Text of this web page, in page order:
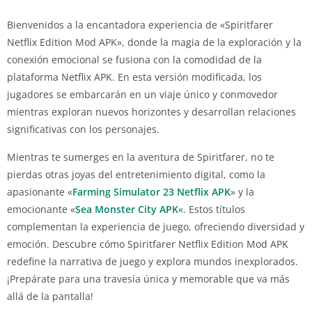
Bienvenidos a la encantadora experiencia de «Spiritfarer
Netflix Edition Mod APK», donde la magia de la exploración y la
conexión emocional se fusiona con la comodidad de la
plataforma Netflix APK. En esta versión modificada, los
jugadores se embarcarán en un viaje único y conmovedor
mientras exploran nuevos horizontes y desarrollan relaciones
significativas con los personajes.
Mientras te sumerges en la aventura de Spiritfarer, no te
pierdas otras joyas del entretenimiento digital, como la
apasionante «Farming Simulator 23 Netflix APK» y la
emocionante «Sea Monster City APK«. Estos títulos
complementan la experiencia de juego, ofreciendo diversidad y
emoción. Descubre cómo Spiritfarer Netflix Edition Mod APK
redefine la narrativa de juego y explora mundos inexplorados.
¡Prepárate para una travesía única y memorable que va más
allá de la pantalla!